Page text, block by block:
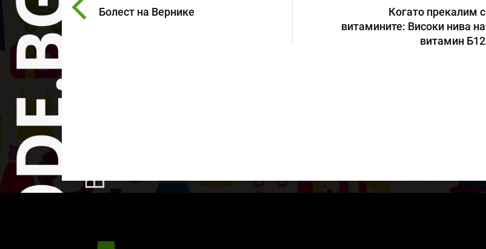
Болест на Вернике
Когато прекалим с
витамините: Високи нива на
витамин Б12